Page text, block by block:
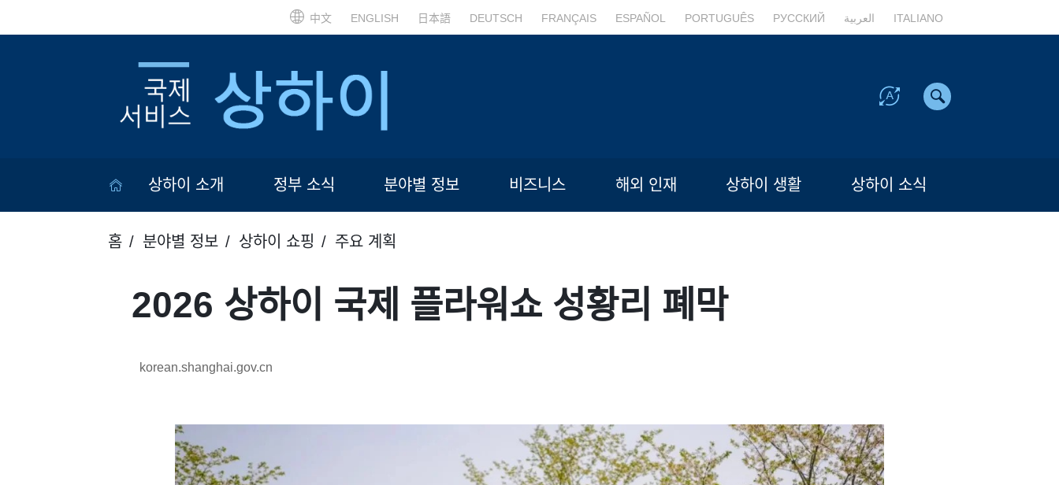
中文 ENGLISH 日本語 DEUTSCH FRANÇAIS ESPAÑOL PORTUGUÊS РУССКИЙ العربية ITALIANO
상하이 소개 정부 소식 분야별 정보 비즈니스 해외 인재 상하이 생활 상하이 소식
홈 분야별 정보 상하이 쇼핑 주요 계획
2026 상하이 국제 플라워쇼 성황리 폐막
korean.shanghai.gov.cn